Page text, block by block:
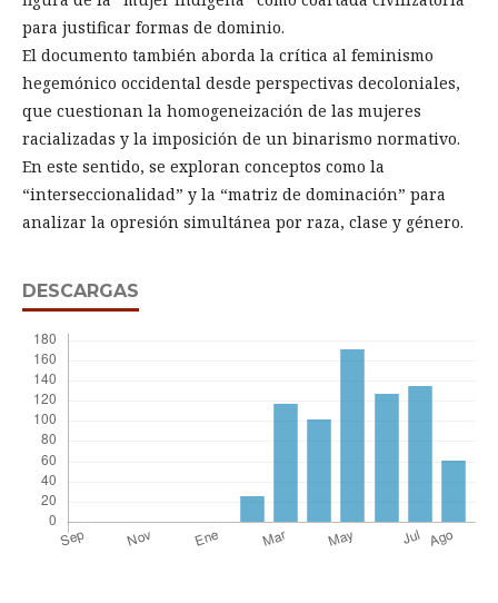
para justificar formas de dominio.
El documento también aborda la crítica al feminismo
hegemónico occidental desde perspectivas decoloniales,
que cuestionan la homogeneización de las mujeres
racializadas y la imposición de un binarismo normativo.
En este sentido, se exploran conceptos como la
“interseccionalidad” y la “matriz de dominación” para
analizar la opresión simultánea por raza, clase y género.
DESCARGAS